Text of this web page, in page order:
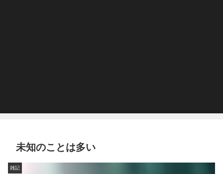
未知のことは多い
雑記